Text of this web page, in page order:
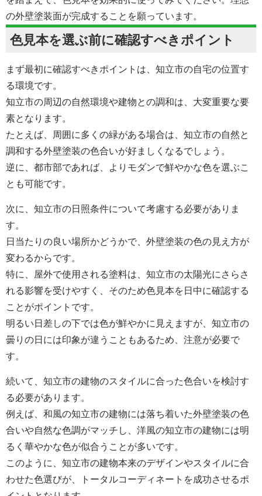
の外壁塗装面が完成することを願っています。
色見本を選ぶ前に確認すべきポイント
まず最初に確認すべきポイントは、知立市の自宅の位置す
る環境です。
知立市の周辺の自然環境や建物との調和は、大変重要な要
素となります。
たとえば、周囲に多くの緑がある場合は、知立市の自然と
調和する外壁塗装の色合いが好ましくなるでしょう。
逆に、都市部であれば、よりモダンで鮮やかな色を選ぶこ
とも可能です。
次に、知立市の日照条件について考慮する必要がありま
す。
日当たりの良い場所かどうかで、 外壁塗装の色の見え方が
変わるからです。
特に、屋外で使用される塗料は、知立市の太陽光にさらさ
れる影響を受けやすく、そのため色見本を日中に確認する
ことがポイントです。
明るい日差しの下では色が鮮やかに見えますが、知立市の
曇りの日には印象が違うこともあるため、注意が必要で
す。
続いて、知立市の建物のスタイルに合った色合いを検討す
る必要があります。
例えば、和風の知立市の建物には落ち着いた外壁塗装の色
合いや自然な色調がマッチし、洋風の知立市の建物には明
るく華やかな色が似合うことが多いです。
このように、知立市の建物本来のデザインやスタイルに合
わせた色選びが、トータルコーディネートを成功させるポ